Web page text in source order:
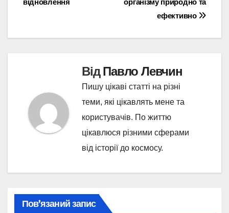
ефективно
ВідПавло Левчин
Пишу цікаві статті на різні
теми, які цікавлять мене та
користувачів. По життю
цікавлюся різними сферами
від історії до космосу.
Пов’язаний запис